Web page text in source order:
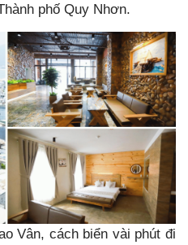
phố Quy Nhơn.
Vân, cách biển vài phút đi